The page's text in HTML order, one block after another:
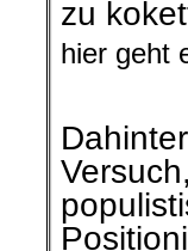
hier geht
„linke“